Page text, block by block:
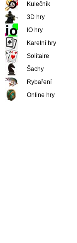
Kulečník
3D hry
IO hry
Karetní hry
Solitaire
Šachy
Rybaření
Online hry